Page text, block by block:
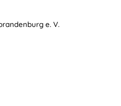
e. V.